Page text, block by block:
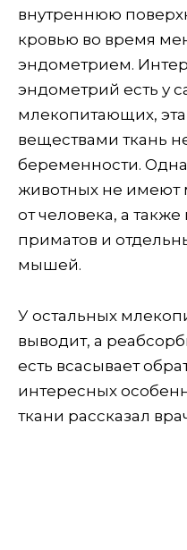
внутреннюю
кровью во время
эндометрием.
эндометрий есть у
млекопитающих,
веществами ткань
беременности.
животных не имеют
от человека, а
приматов и
мышей.
У остальных
выводит, а
есть всасывает
интересных
ткани рассказал